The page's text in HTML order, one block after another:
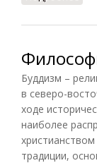
Буддизм –
в северо-
ходе
наиболее
традиции,